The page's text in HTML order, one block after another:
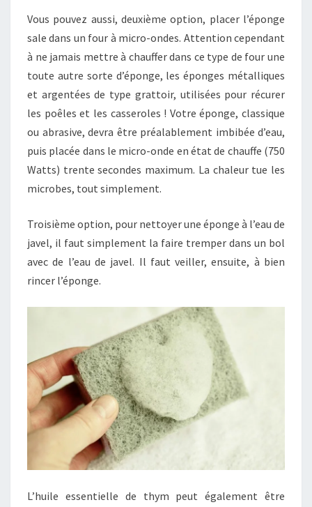
Vous pouvez aussi, deuxième option, placer l’éponge
sale dans un four à micro-ondes. Attention cependant
à ne jamais mettre à chauffer dans ce type de four une
toute autre sorte d’éponge, les éponges métalliques
et argentées de type grattoir, utilisées pour récurer
les poêles et les casseroles ! Votre éponge, classique
ou abrasive, devra être préalablement imbibée d’eau,
puis placée dans le micro-onde en état de chauffe (750
Watts) trente secondes maximum. La chaleur tue les
microbes, tout simplement.
Troisième option, pour nettoyer une éponge à l’eau de
javel, il faut simplement la faire tremper dans un bol
avec de l’eau de javel. Il faut veiller, ensuite, à bien
rincer l’éponge.
L’huile essentielle de thym peut également être